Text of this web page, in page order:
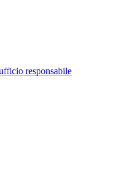
responsabile